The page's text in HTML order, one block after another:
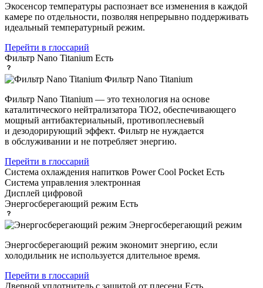
Экосенсор температуры распознает все изменения в каждой
камере по отдельности, позволяя непрерывно поддерживать
идеальный температурный режим.
Перейти в глоссарий
Фильтр Nano Titanium Есть
Фильтр Nano Titanium
Фильтр Nano Titanium — это технология на основе
каталитического нейтрализатора TiO2, обеспечивающего
мощный антибактериальный, противоплесневый
и дезодорирующий эффект. Фильтр не нуждается
в обслуживании и не потребляет энергию.
Перейти в глоссарий
Система охлаждения напитков Power Cool Pocket Есть
Система управления электронная
Дисплей цифровой
Энергосберегающий режим Есть
Энергосберегающий режим
Энергосберегающий режим экономит энергию, если
холодильник не используется длительное время.
Перейти в глоссарий
Дверной уплотнитель с защитой от плесени Есть